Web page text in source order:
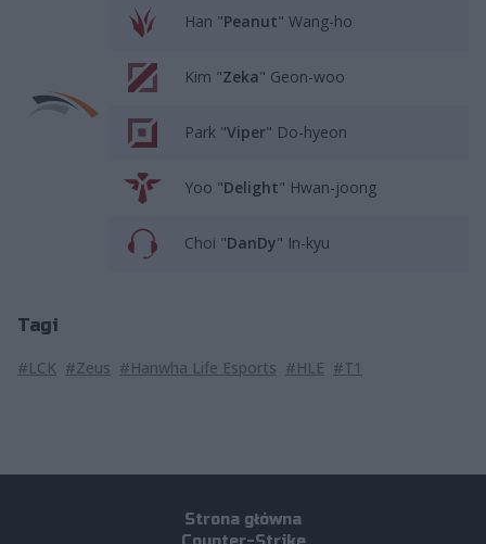
Han "Peanut" Wang-ho
Kim "Zeka" Geon-woo
Park "Viper" Do-hyeon
Yoo "Delight" Hwan-joong
Choi "DanDy" In-kyu
Tagi
#LCK #Zeus #Hanwha Life Esports #HLE #T1
Strona główna